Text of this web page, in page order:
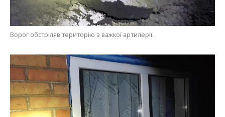
Ворог обстріляв територію з важкої артилерії.